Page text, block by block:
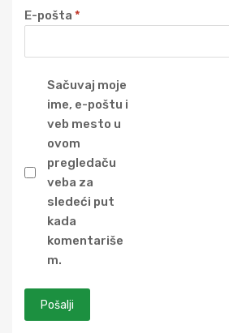
E-pošta *
Sačuvaj moje
ime, e-poštu i
veb mesto u
ovom
pregledaču
veba za
sledeći put
kada
komentariše
m.